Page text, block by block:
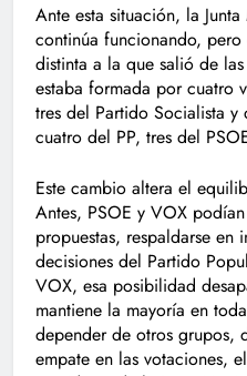
Ante esta situación, la
continúa funcionando,
distinta a la que salió de
estaba formada por cuatro
tres del Partido Socialista
cuatro del PP, tres del
Este cambio altera el
Antes, PSOE y VOX
propuestas, respaldarse en
decisiones del Partido
VOX, esa posibilidad
mantiene la mayoría en
depender de otros grupos,
empate en las votaciones,